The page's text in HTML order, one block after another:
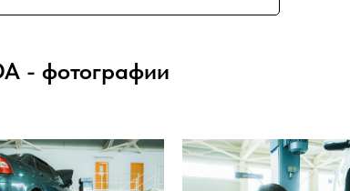
- фотографии